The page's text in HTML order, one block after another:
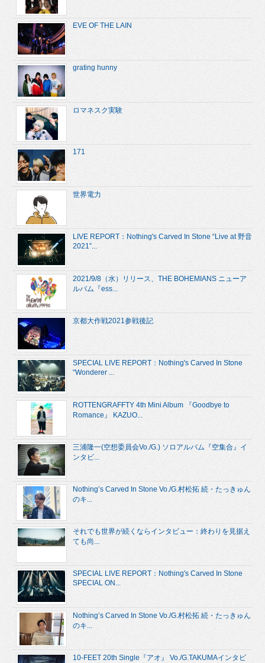
EVE OF THE LAIN
grating hunny
ロマネスク実験
171
世界電力
LIVE REPORT：Nothing's Carved In Stone “Live at 野音
2021”...
2021/9/8（水）リリース、THE BOHEMIANS ニューア
ルバム『ess...
京都大作戦2021参戦後記
SPECIAL LIVE REPORT：Nothing's Carved In Stone
“Wonderer ...
ROTTENGRAFFTY 4th Mini Album 『Goodbye to
Romance』 KAZUO...
三浦隆一(空想委員会Vo./G.) ソロアルバム『空集合』イ
ンタビ...
Nothing’s Carved In Stone Vo./G.村松拓 続・たっきゅん
のキ...
それでも世界が続くならインタビュー：終わりを見据え
ても尚...
SPECIAL LIVE REPORT：Nothing's Carved In Stone
SPECIAL ON...
Nothing’s Carved In Stone Vo./G.村松拓 続・たっきゅん
のキ...
10-FEET 20th Single『アオ』 Vo./G.TAKUMAインタビ